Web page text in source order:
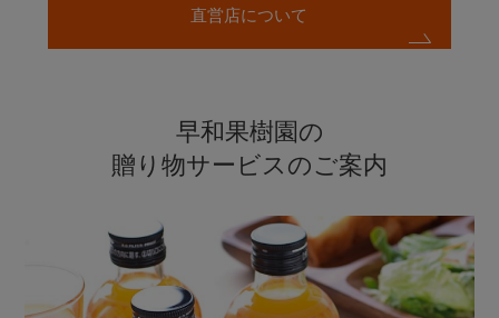
直営店について
早和果樹園の
贈り物サービスのご案内